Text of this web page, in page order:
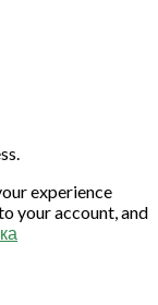
experience
your account, and